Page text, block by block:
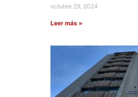
octubre 29, 2024
Leer más »